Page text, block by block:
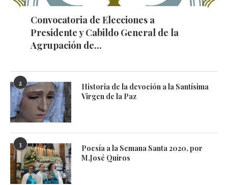
Convocatoria de Elecciones a
Presidente y Cabildo General de la
Agrupación de...
2
Historia de la devoción a la Santísima
Virgen de la Paz
3
Poesía a la Semana Santa 2020, por
M.José Quiros